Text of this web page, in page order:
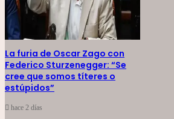
La furia de Oscar Zago con
Federico Sturzenegger: “Se
cree que somos títeres o
estúpidos”
hace 2 días